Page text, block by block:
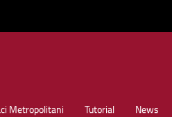
Metropolitani Tutorial News